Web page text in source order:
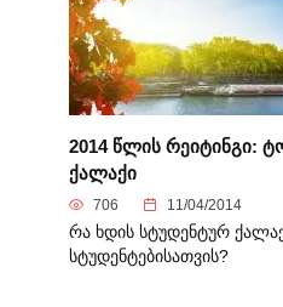
2014 წლის რეიტინგი:
ქალაქი
706 11/04/2014
რა ხდის სტუდენტურ
სტუდენტებისათვის?